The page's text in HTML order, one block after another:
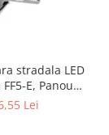
stradala LED
E, Panou
897W,
Lei